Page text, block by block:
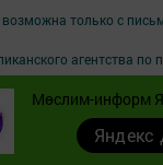
Мөслим-информ
Яндекс
только с
агентства по
информ
службой по
и массовых